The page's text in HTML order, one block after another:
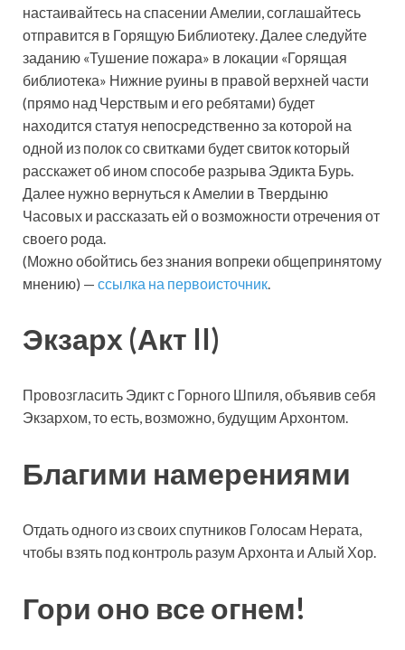
настаивайтесь на спасении Амелии, соглашайтесь
отправится в Горящую Библиотеку. Далее следуйте
заданию «Тушение пожара» в локации «Горящая
библиотека» Нижние руины в правой верхней части
(прямо над Черствым и его ребятами) будет
находится статуя непосредственно за которой на
одной из полок со свитками будет свиток который
расскажет об ином способе разрыва Эдикта Бурь.
Далее нужно вернуться к Амелии в Твердыню
Часовых и рассказать ей о возможности отречения от
своего рода.
(Можно обойтись без знания вопреки общепринятому
мнению) — ссылка на первоисточник
Экзарх (Акт II)
Провозгласить Эдикт с Горного Шпиля, объявив себя
Экзархом, то есть, возможно, будущим Архонтом.
Благими намерениями
Отдать одного из своих спутников Голосам Нерата,
чтобы взять под контроль разум Архонта и Алый Хор.
Гори оно все огнем!